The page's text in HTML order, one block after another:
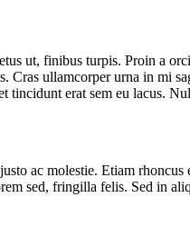
ut, finibus turpis. Proin a
ullamcorper urna in mi
tincidunt erat sem eu lacus.
ac molestie. Etiam
sed, fringilla felis. Sed in